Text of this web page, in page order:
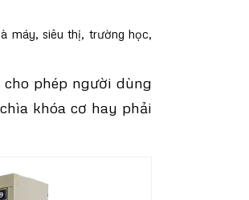
máy, siêu thị, trường học,
phép người dùng
khóa cơ hay phải